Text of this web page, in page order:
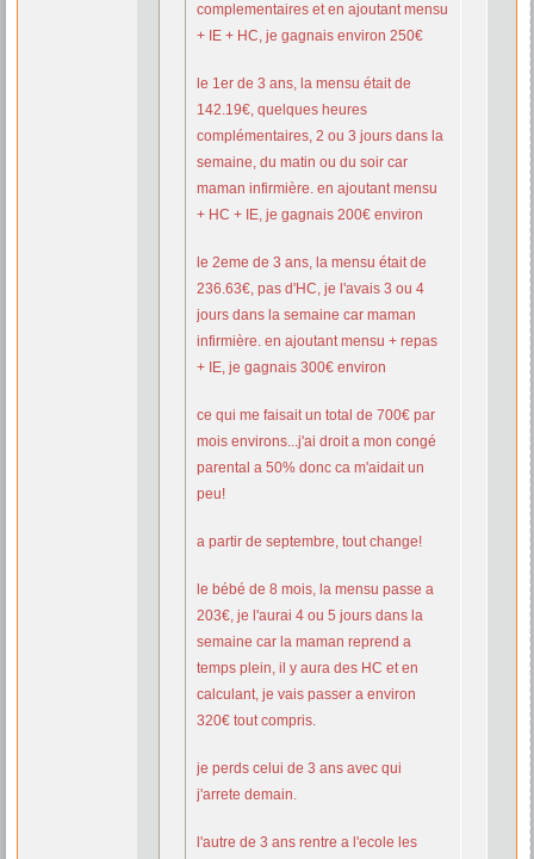
complementaires et en ajoutant mensu
+ IE + HC, je gagnais environ 250€
le 1er de 3 ans, la mensu était de
142.19€, quelques heures
complémentaires, 2 ou 3 jours dans la
semaine, du matin ou du soir car
maman infirmière. en ajoutant mensu
+ HC + IE, je gagnais 200€ environ
le 2eme de 3 ans, la mensu était de
236.63€, pas d'HC, je l'avais 3 ou 4
jours dans la semaine car maman
infirmière. en ajoutant mensu + repas
+ IE, je gagnais 300€ environ
ce qui me faisait un total de 700€ par
mois environs...j'ai droit a mon congé
parental a 50% donc ca m'aidait un
peu!
a partir de septembre, tout change!
le bébé de 8 mois, la mensu passe a
203€, je l'aurai 4 ou 5 jours dans la
semaine car la maman reprend a
temps plein, il y aura des HC et en
calculant, je vais passer a environ
320€ tout compris.
je perds celui de 3 ans avec qui
j'arrete demain.
l'autre de 3 ans rentre a l'ecole les